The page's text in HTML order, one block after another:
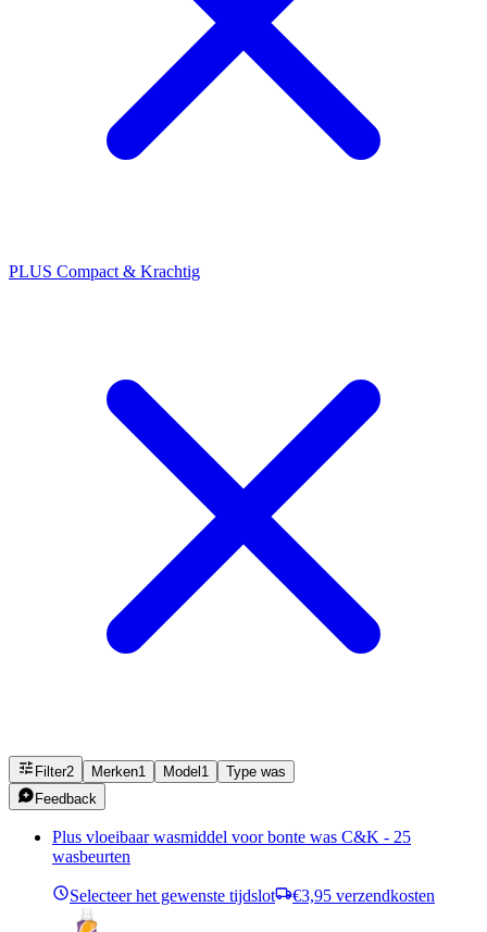
PLUS Compact & Krachtig
Filter2 Merken1 Model 1
Type was
Feedback
Plus vloeibaar wasmiddel voor bonte was C&K - 25
wasbeurten
Selecteer het gewenste tijdslot €3,95 verzendkosten